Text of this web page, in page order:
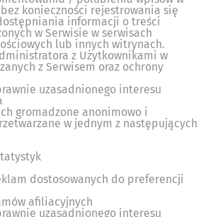
konieczności rejestrowania się
informacji o treści
w Serwisie w serwisach
lub innych witrynach.
z Użytkownikami w
z Serwisem oraz ochrony
uzasadnionego interesu
gromadzone anonimowo i
w jednym z następujących
dostosowanych do preferencji
afiliacyjnych
uzasadnionego interesu